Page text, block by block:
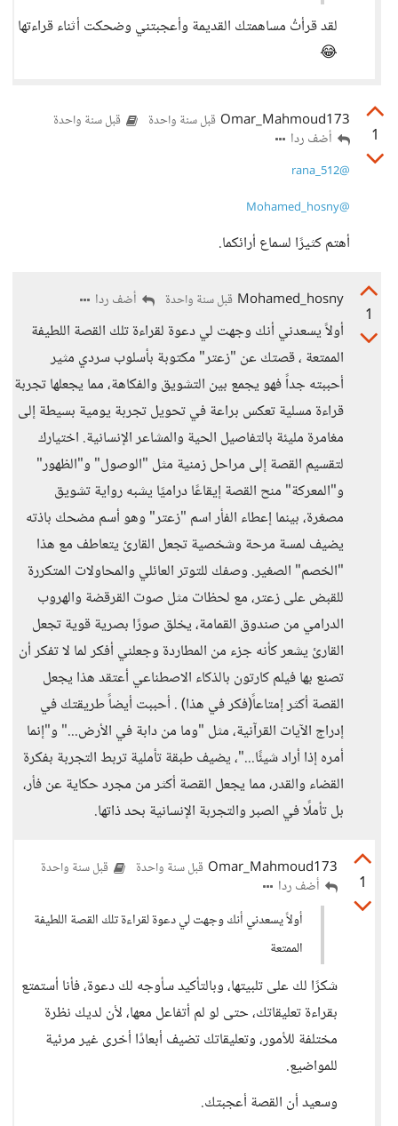
لقد قرأتُ مساهمتك القديمة وأعجبتني وضحكت أثناء قراءتها
😂
1
Omar_Mahmoud173 قبل سنة واحدة قبل سنة واحدة
أضف ردا
@rana_512
@Mohamed_hosny
أهتم كثيرًا لسماع أرائكما.
1
Mohamed_hosny قبل سنة واحدة أضف ردا
أولاً يسعدني أنك وجهت لي دعوة لقراءة تلك القصة اللطيفة
الممتعة ، قصتك عن "زعتر" مكتوبة بأسلوب سردي مثير
أحببته جداً فهو يجمع بين التشويق والفكاهة، مما يجعلها تجربة
قراءة مسلية تعكس براعة في تحويل تجربة يومية بسيطة إلى
مغامرة مليئة بالتفاصيل الحية والمشاعر الإنسانية. اختيارك
لتقسيم القصة إلى مراحل زمنية مثل "الوصول" و"الظهور"
و"المعركة" منح القصة إيقاعًا دراميًا يشبه رواية تشويق
مصغرة، بينما إعطاء الفأر اسم "زعتر" وهو أسم مضحك باذته
يضيف لمسة مرحة وشخصية تجعل القارئ يتعاطف مع هذا
"الخصم" الصغير. وصفك للتوتر العائلي والمحاولات المتكررة
للقبض على زعتر، مع لحظات مثل صوت القرقضة والهروب
الدرامي من صندوق القمامة، يخلق صورًا بصرية قوية تجعل
القارئ يشعر كأنه جزء من المطاردة وجعلني أفكر لما لا تفكر أن
تصنع بها فيلم كارتون بالذكاء الاصطناعي أعتقد هذا يجعل
القصة أكثر إمتاعاً(فكر في هذا) . أحببت أيضاً طريقتك في
إدراج الآيات القرآنية، مثل "وما من دابة في الأرض..." و"إنما
أمره إذا أراد شيئًا..."، يضيف طبقة تأملية تربط التجربة بفكرة
القضاء والقدر، مما يجعل القصة أكثر من مجرد حكاية عن فأر،
بل تأملًا في الصبر والتجربة الإنسانية بحد ذاتها.
1
Omar_Mahmoud173 قبل سنة واحدة قبل سنة واحدة
أضف ردا
أولاً يسعدني أنك وجهت لي دعوة لقراءة تلك القصة اللطيفة
الممتعة
شكرًا لك على تلبيتها، وبالتأكيد سأوجه لك دعوة، فأنا أستمتع
بقراءة تعليقاتك، حتى لو لم أتفاعل معها، لأن لديك نظرة
مختلفة للأمور، وتعليقاتك تضيف أبعادًا أخرى غير مرئية
للمواضيع.
وسعيد أن القصة أعجبتك.